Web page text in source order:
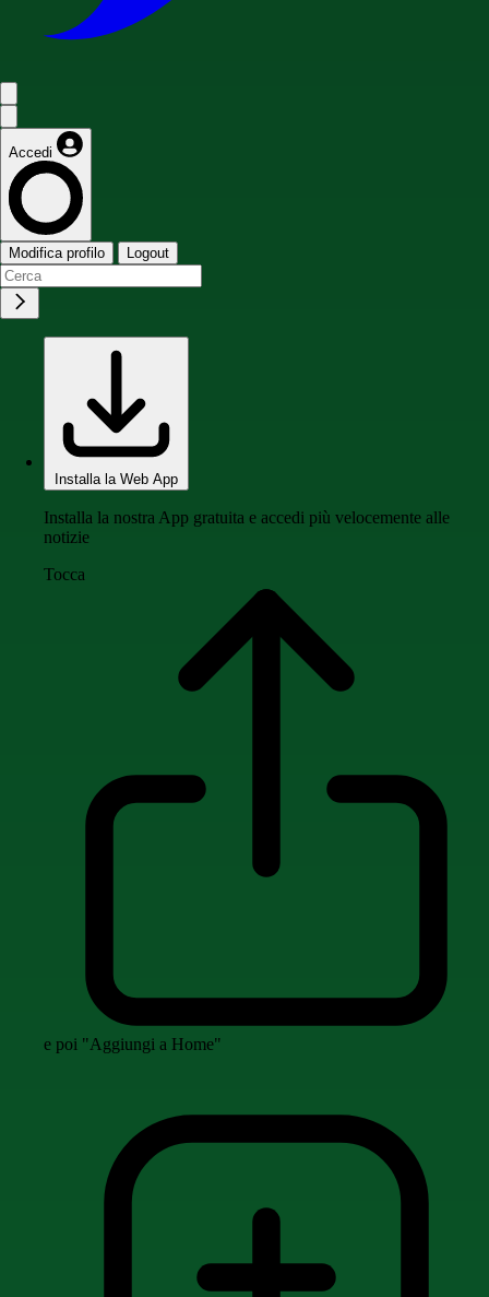
Accedi
Modifica profilo Logout
Installa la Web App
Installa la nostra App gratuita e accedi più velocemente alle
notizie
Tocca
e poi "Aggiungi a Home"